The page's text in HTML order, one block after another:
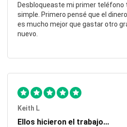
Desbloqueaste mi primer teléfono
simple. Primero pensé que el
es mucho mejor que gastar otro
nuevo.
Keith L
Ellos hicieron el trabajo...